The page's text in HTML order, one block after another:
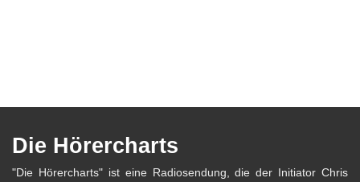
Die Hörercharts
"Die Hörercharts" ist eine Radiosendung, die der Initiator Chris